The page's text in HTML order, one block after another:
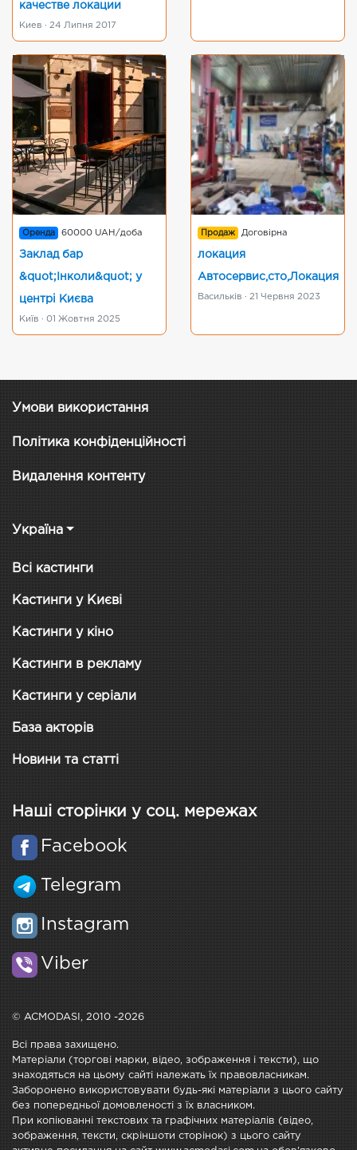
качестве локации
Киев · 24 Липня 2017
Оренда 60000 UAH/доба
Заклад бар
&quot;Інколи&quot; у
центрі Києва
Київ · 01 Жовтня 2025
Продаж Договірна
локация
Автосервис,сто,Локация
Васильків · 21 Червня 2023
Умови використання
Політика конфіденційності
Видалення контенту
Україна
Всі кастинги
Кастинги у Києві
Кастинги у кіно
Кастинги в рекламу
Кастинги у серіали
База акторів
Новини та статті
Наші сторінки у соц. мережах
Facebook
Telegram
Instagram
Viber
© ACMODASI, 2010 -2026
Всі права захищено.
Матеріали (торгові марки, відео, зображення і тексти), що
знаходяться на цьому сайті належать їх правовласникам.
Заборонено використовувати будь-які матеріали з цього сайту
без попередньої домовленості з їх власником.
При копіюванні текстових та графічних матеріалів (відео,
зображення, тексти, скріншоти сторінок) з цього сайту